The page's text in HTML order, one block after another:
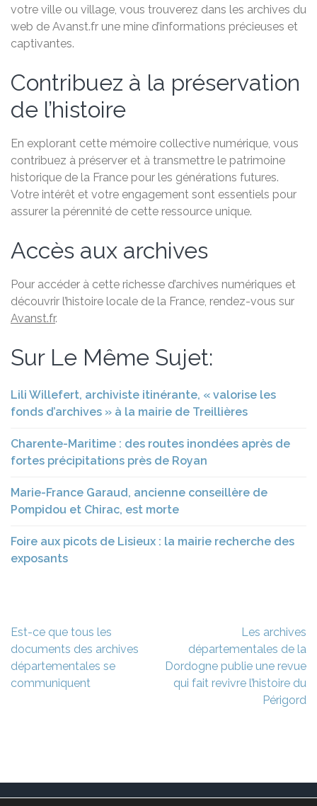
votre ville ou village, vous trouverez dans les archives du
web de Avanst.fr une mine d’informations précieuses et
captivantes.
Contribuez à la préservation
de l’histoire
En explorant cette mémoire collective numérique, vous
contribuez à préserver et à transmettre le patrimoine
historique de la France pour les générations futures.
Votre intérêt et votre engagement sont essentiels pour
assurer la pérennité de cette ressource unique.
Accès aux archives
Pour accéder à cette richesse d’archives numériques et
découvrir l’histoire locale de la France, rendez-vous sur
Avanst.fr.
Sur Le Même Sujet:
Lili Willefert, archiviste itinérante, « valorise les
fonds d’archives » à la mairie de Treillières
Charente-Maritime : des routes inondées après de
fortes précipitations près de Royan
Marie-France Garaud, ancienne conseillère de
Pompidou et Chirac, est morte
Foire aux picots de Lisieux : la mairie recherche des
exposants
Navigation
de
l’article
Est-ce que tous les
documents des archives
départementales se
communiquent
Les archives
départementales de la
Dordogne publie une revue
qui fait revivre l’histoire du
Périgord